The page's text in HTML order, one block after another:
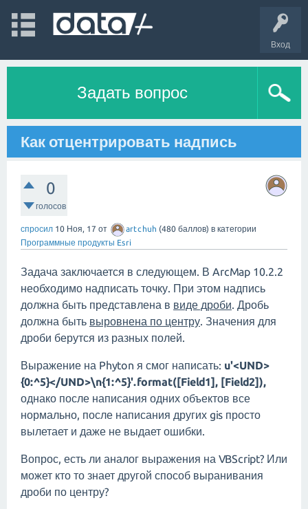
Вход
Задать вопрос
Как отцентрировать надпись
0
голосов
спросил 10 Ноя, 17 от artchuh (480 баллов) в категории
Программные продукты Esri
Задача заключается в следующем. В ArcMap 10.2.2
необходимо надписать точку. При этом надпись
должна быть представлена в виде дроби. Дробь
должна быть выровнена по центру. Значения для
дроби берутся из разных полей.
Выражение на Phyton я смог написать: u'<UND>
{0:^5}</UND>\n{1:^5}'.format([Field1], [Field2]),
однако после написания одних объектов все
нормально, после написания других gis просто
вылетает и даже не выдает ошибки.
Вопрос, есть ли аналог выражения на VBScript? Или
может кто то знает другой способ выранивания
дроби по центру?